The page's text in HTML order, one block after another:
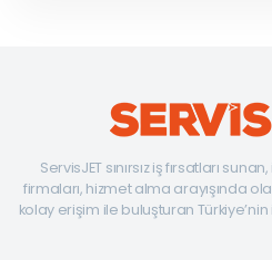
ServisJET sınırsız iş fırsatları
firmaları, hizmet alma arayışında
kolay erişim ile buluşturan